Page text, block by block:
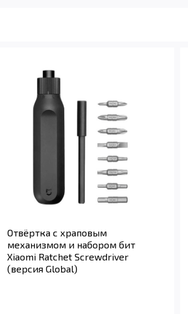
Отвёртка с храповым
механизмом и набором бит
Xiaomi Ratchet Screwdriver
(версия Global)